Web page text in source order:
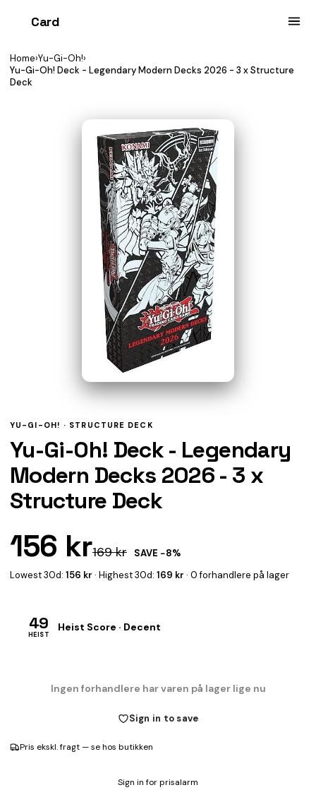
Card
Home›Yu-Gi-Oh!›
Yu-Gi-Oh! Deck - Legendary Modern Decks 2026 - 3 x Structure
Deck
YU-GI-OH! · STRUCTURE DECK
Yu-Gi-Oh! Deck - Legendary
Modern Decks 2026 - 3 x
Structure Deck
156 kr169 kr
SAVE −8%
Lowest 30d: 156 kr · Highest 30d: 169 kr · 0 forhandlere på lager
49
HEIST
Heist Score · Decent
Ingen forhandlere har varen på lager lige nu
Sign in to save
Pris ekskl. fragt — se hos butikken
Sign in for prisalarm